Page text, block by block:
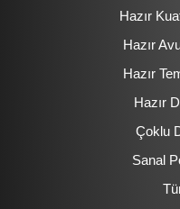
Hazır
Hazır
Hazır
Hazır
Çoklu
Sanal